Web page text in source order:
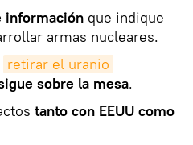
información que indique
armas nucleares.
retirar el uranio
sobre la mesa.
tanto con EEUU como